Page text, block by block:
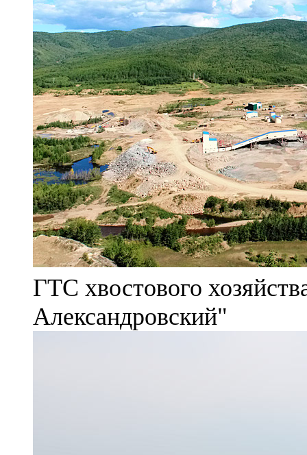
ГТС хвостового
Александровский"